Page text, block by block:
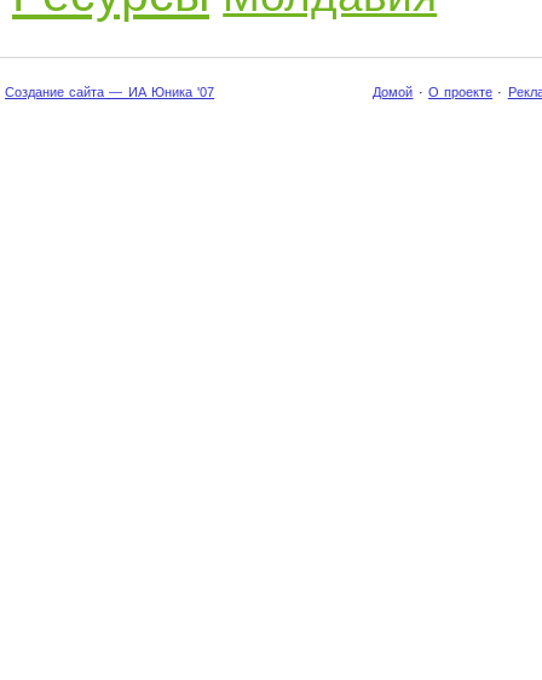
Создание сайта — ИА Юника '07 Домой · О проекте ·